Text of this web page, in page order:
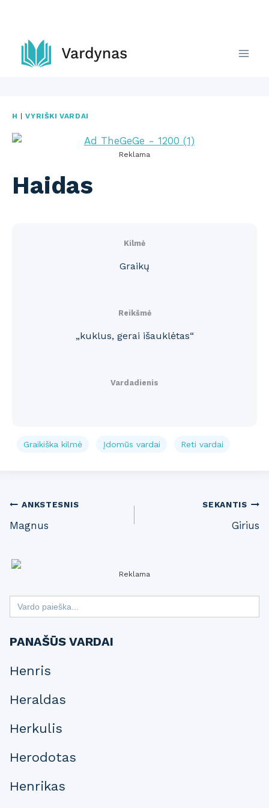
content
H |VYRIŠKI VARDAI
Reklama
Haidas
Kilmė
Graikų
Reikšmė
„kuklus, gerai išauklėtas“
Vardadienis
Graikiška kilmė Įdomūs vardai Reti vardai
Post
navigation
ANKSTESNIS
Magnus
SEKANTIS
Girius
Reklama
Search
for:
PANAŠŪS VARDAI
Henris
Heraldas
Herkulis
Herodotas
Henrikas